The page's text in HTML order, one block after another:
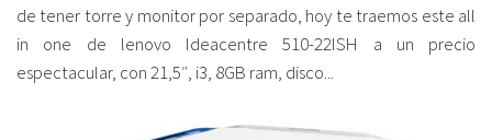
de tener torre y monitor por separado, hoy te traemos este all
in one de lenovo Ideacentre 510-22ISH a un precio
espectacular, con 21,5″, i3, 8GB ram, disco...